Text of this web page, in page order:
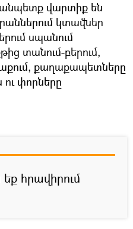
անպետք վարտիք են
կտավներ
սպանում
տանում-բերում,
քաղաքապետները
ու փորները
հրավիրում